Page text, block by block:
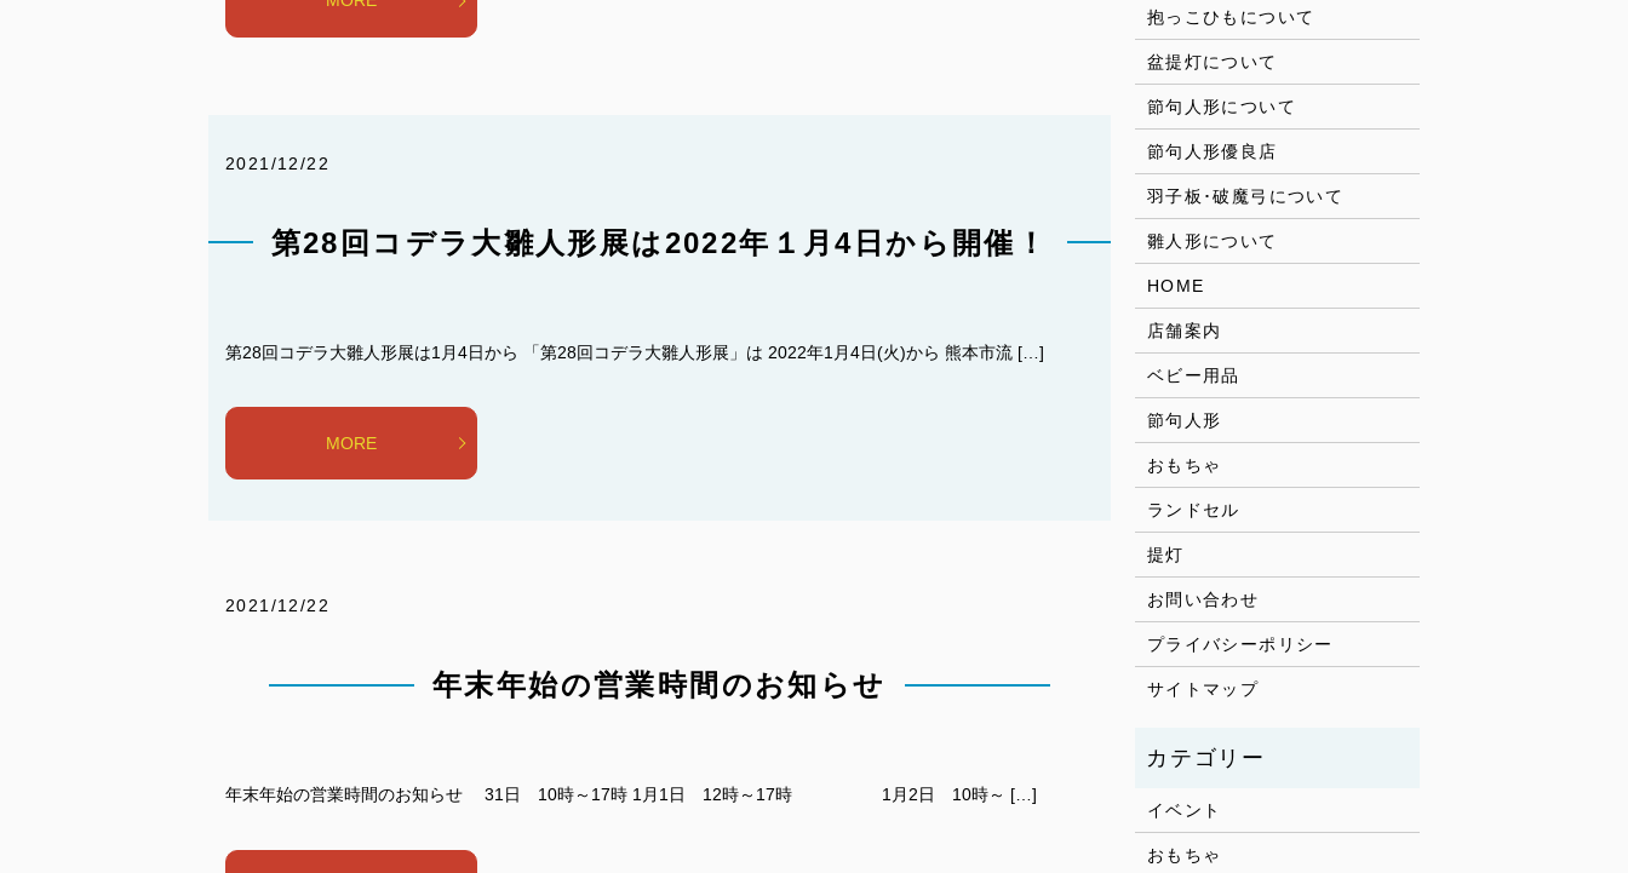
2021/12/22
第28回コデラ大雛人形展は2022年１月4日から開催！
第28回コデラ大雛人形展は1月4日から 「第28回コデラ大雛人形展」は 2022年1月4日(火)から 熊本市流 […]
MORE
2021/12/22
年末年始の営業時間のお知らせ
年末年始の営業時間のお知らせ 31日 10時～17時 1月1日 12時～17時 1月2日 10時～ […]
抱っこひもについて
盆提灯について
節句人形について
節句人形優良店
羽子板･破魔弓について
雛人形について
HOME
店舗案内
ベビー用品
節句人形
おもちゃ
ランドセル
提灯
お問い合わせ
プライバシーポリシー
サイトマップ
イベント
おもちゃ